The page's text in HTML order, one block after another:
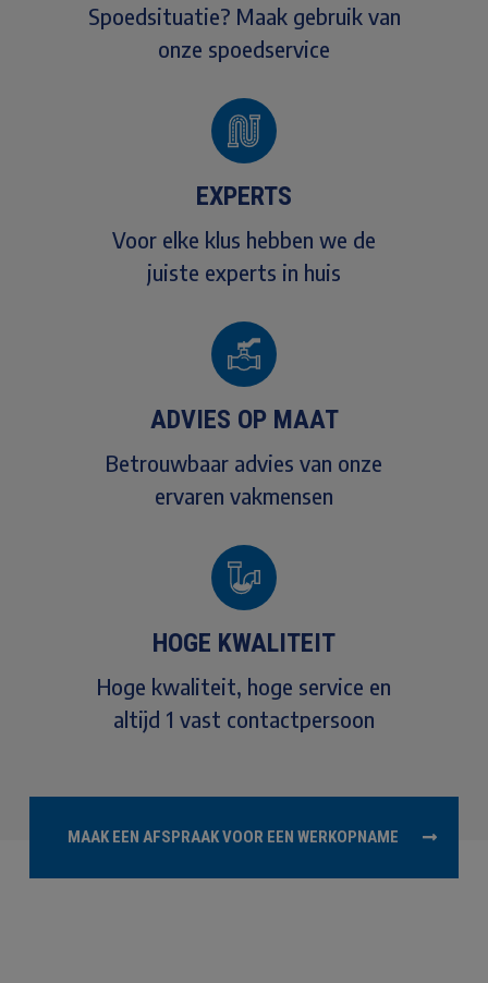
Spoedsituatie? Maak gebruik van
onze spoedservice
EXPERTS
Voor elke klus hebben we de
juiste experts in huis
ADVIES OP MAAT
Betrouwbaar advies van onze
ervaren vakmensen
HOGE KWALITEIT
Hoge kwaliteit, hoge service en
altijd 1 vast contactpersoon
MAAK EEN AFSPRAAK VOOR EEN WERKOPNAME